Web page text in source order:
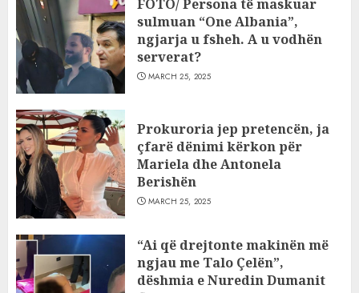
FOTO/ Persona të maskuar
sulmuan “One Albania”,
ngjarja u fsheh. A u vodhën
serverat?
MARCH 25, 2025
Prokuroria jep pretencën, ja
çfarë dënimi kërkon për
Mariela dhe Antonela
Berishën
MARCH 25, 2025
“Ai që drejtonte makinën më
ngjau me Talo Çelën”,
dëshmia e Nuredin Dumanit